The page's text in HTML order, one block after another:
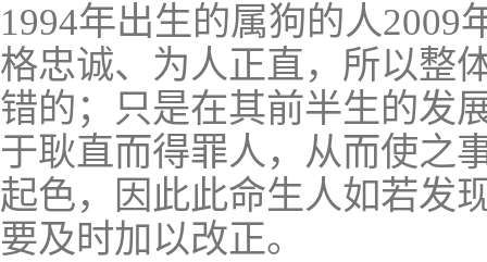
1994年出生的属狗的人2009
格忠诚、为人正直，所以整
错的；只是在其前半生的发
于耿直而得罪人，从而使之
起色，因此此命生人如若发
要及时加以改正。